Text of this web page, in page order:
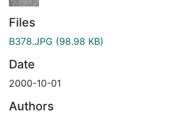
Files
B378.JPG (98.98 KB)
Date
2000-10-01
Authors